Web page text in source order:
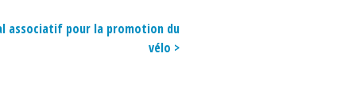
associatif pour la promotion du
vélo >